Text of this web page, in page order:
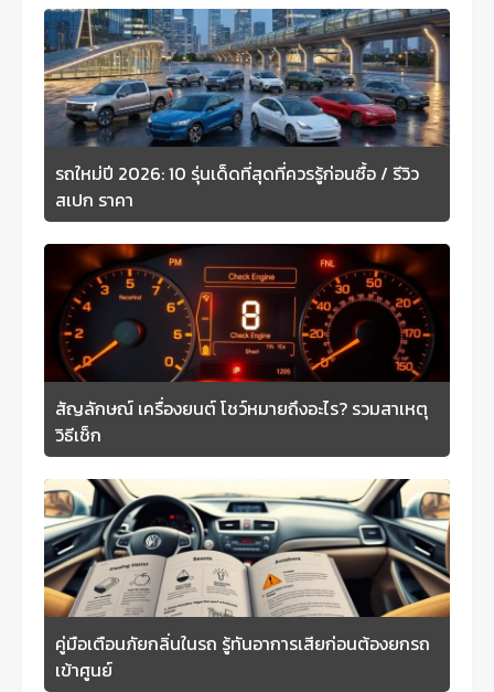
รถใหม่ปี 2026: 10 รุ่นเด็ดที่สุดที่ควรรู้ก่อนซื้อ / รีวิว
สเปก ราคา
สัญลักษณ์ เครื่องยนต์ โชว์หมายถึงอะไร? รวมสาเหตุ
วิธีเช็ก
คู่มือเตือนภัยกลิ่นในรถ รู้ทันอาการเสียก่อนต้องยกรถ
เข้าศูนย์